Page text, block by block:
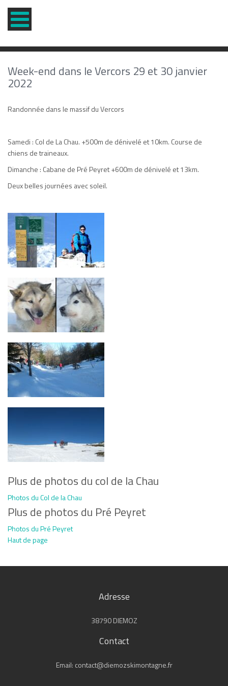
Week-end dans le Vercors 29 et 30 janvier
2022
Randonnée dans le massif du Vercors
Samedi : Col de La Chau. +500m de dénivelé et 10km. Course de
chiens de traineaux.
Dimanche : Cabane de Pré Peyret +600m de dénivelé et 13km.
Deux belles journées avec soleil.
Plus de photos du col de la Chau
Photos du Col de la Chau
Plus de photos du Pré Peyret
Photos du Pré Peyret
Haut de page
Adresse
38790 DIEMOZ
Contact
Email: contact@diemozskimontagne.fr